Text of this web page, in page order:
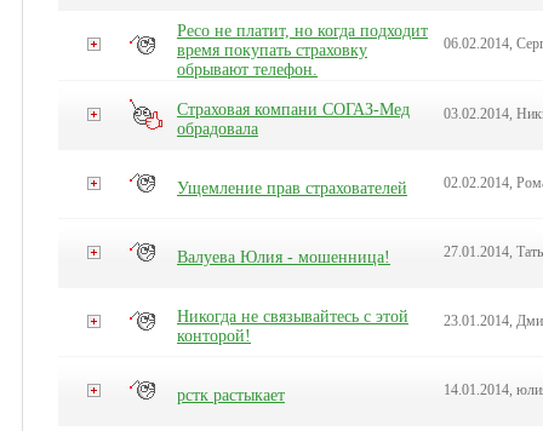
Ресо не платит, но когда подходит
время покупать страховку
обрывают телефон.
06.02.2014,
Страховая компани СОГАЗ-Мед
обрадовала
03.02.2014,
Ущемление прав страхователей 02.02.2014,
Валуева Юлия - мошенница! 27.01.2014,
Никогда не связывайтесь с этой
конторой!
23.01.2014,
рстк растыкает 14.01.2014,